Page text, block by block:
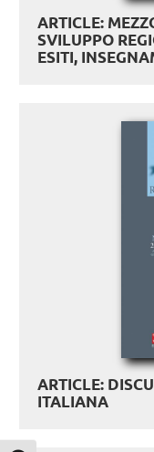
ARTICLE:
SVILUPPO
ESITI,
ARTICLE:
ITALIANA